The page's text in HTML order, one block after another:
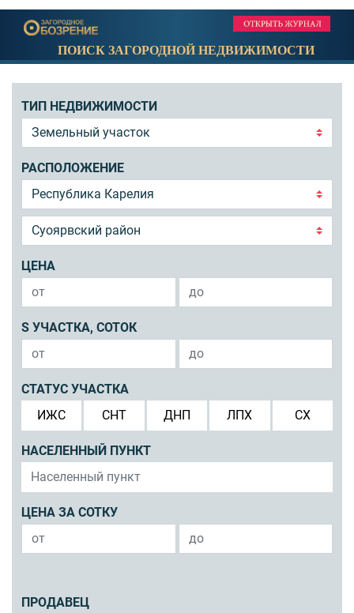
ПОИСК ЗАГОРОДНОЙ НЕДВИЖИМОСТИ
ТИП НЕДВИЖИМОСТИ
РАСПОЛОЖЕНИЕ
ЦЕНА
S УЧАСТКА, СОТОК
СТАТУС УЧАСТКА
ИЖС
СНТ ДНП ЛПХ СХ
НАСЕЛЕННЫЙ ПУНКТ
ЦЕНА ЗА СОТКУ
ПРОДАВЕЦ